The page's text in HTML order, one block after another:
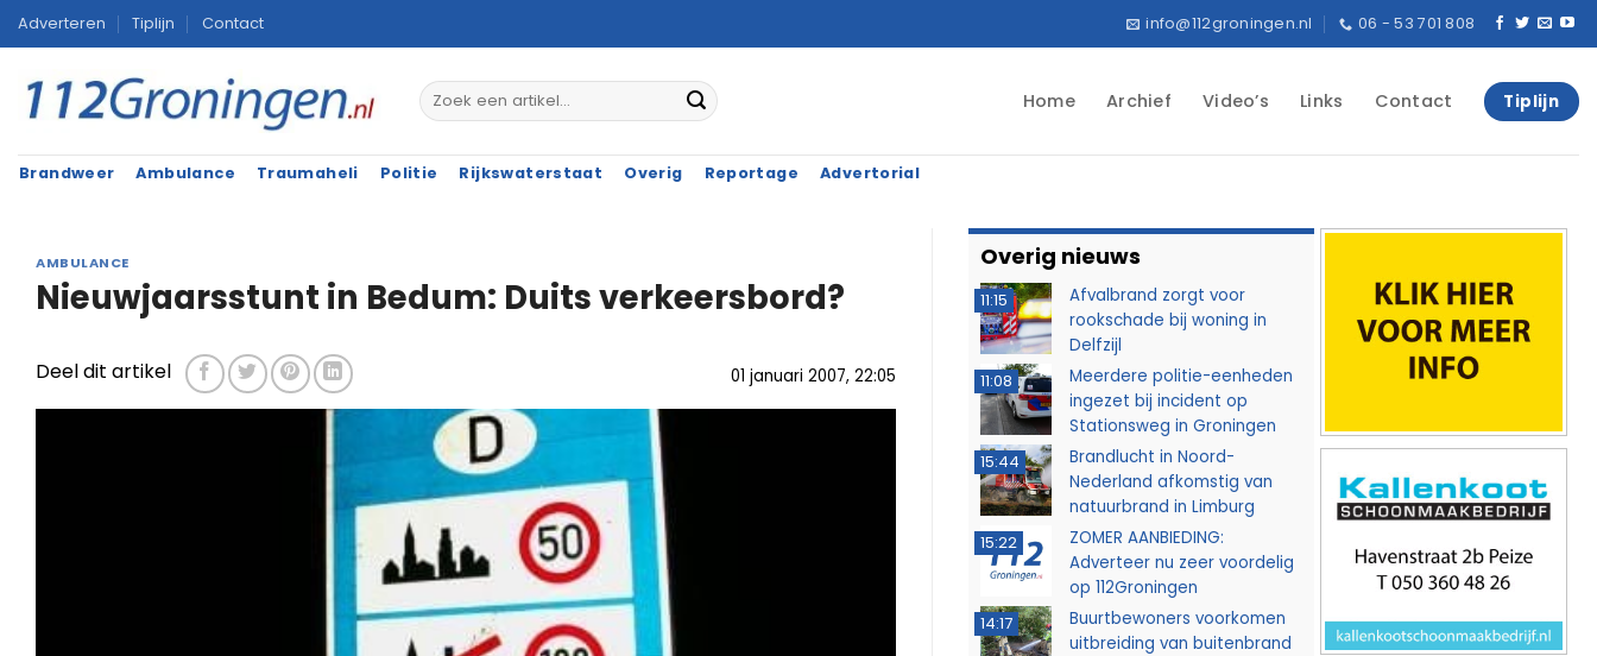
Ga
naar
inhoud
Adverteren Tiplijn Contact info@112groningen.nl 06 - 53 701 808
Home Archief Video’s Links Contact Tiplijn
Brandweer Ambulance Traumaheli Politie Rijkswaterstaat Overig Reportage Advertorial
AMBULANCE
Nieuwjaarsstunt in Bedum: Duits verkeersbord?
01 januari 2007, 22:05
Deel dit artikel
Overig nieuws
11:15
Afvalbrand zorgt voor
rookschade bij woning in
Delfzijl
11:08
Meerdere politie-eenheden
ingezet bij incident op
Stationsweg in Groningen
15:44
Brandlucht in Noord-
Nederland afkomstig van
natuurbrand in Limburg
15:22
ZOMER AANBIEDING:
Adverteer nu zeer voordelig
op 112Groningen
14:17
Buurtbewoners voorkomen
uitbreiding van buitenbrand